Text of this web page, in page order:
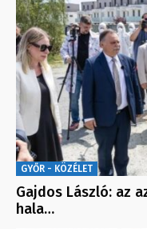
GYŐR - KÖZÉLET
Gajdos László: az
hala…